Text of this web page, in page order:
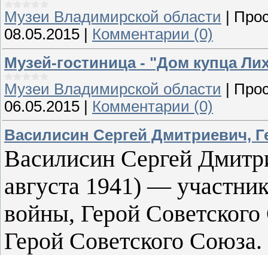
Музеи Владимирской области
08.05.2015
Комментарии (0)
Музей-гостиница - "Дом купца
Музеи Владимирской области
06.05.2015
Комментарии (0)
Василисин Сергей Дмитриевич,
Василисин Сергей
августа 1941) —
войны, Герой
Герой Советского Союза.